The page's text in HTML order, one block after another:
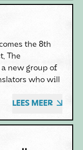
the 8th
The
new group of
who will
LEES MEER